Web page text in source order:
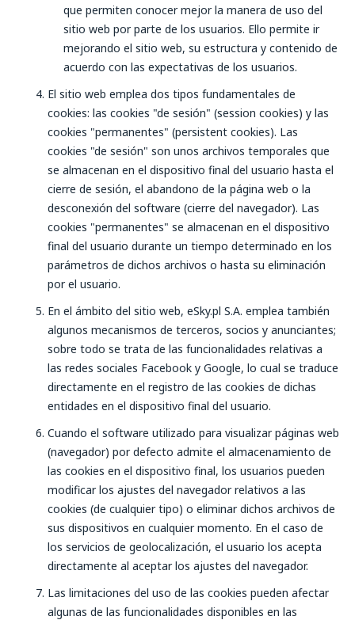
que permiten conocer mejor la manera de uso del
sitio web por parte de los usuarios. Ello permite ir
mejorando el sitio web, su estructura y contenido de
acuerdo con las expectativas de los usuarios.
El sitio web emplea dos tipos fundamentales de
cookies: las cookies "de sesión" (session cookies) y las
cookies "permanentes" (persistent cookies). Las
cookies "de sesión" son unos archivos temporales que
se almacenan en el dispositivo final del usuario hasta el
cierre de sesión, el abandono de la página web o la
desconexión del software (cierre del navegador). Las
cookies "permanentes" se almacenan en el dispositivo
final del usuario durante un tiempo determinado en los
parámetros de dichos archivos o hasta su eliminación
por el usuario.
En el ámbito del sitio web, eSky.pl S.A. emplea también
algunos mecanismos de terceros, socios y anunciantes;
sobre todo se trata de las funcionalidades relativas a
las redes sociales Facebook y Google, lo cual se traduce
directamente en el registro de las cookies de dichas
entidades en el dispositivo final del usuario.
Cuando el software utilizado para visualizar páginas web
(navegador) por defecto admite el almacenamiento de
las cookies en el dispositivo final, los usuarios pueden
modificar los ajustes del navegador relativos a las
cookies (de cualquier tipo) o eliminar dichos archivos de
sus dispositivos en cualquier momento. En el caso de
los servicios de geolocalización, el usuario los acepta
directamente al aceptar los ajustes del navegador.
Las limitaciones del uso de las cookies pueden afectar
algunas de las funcionalidades disponibles en las